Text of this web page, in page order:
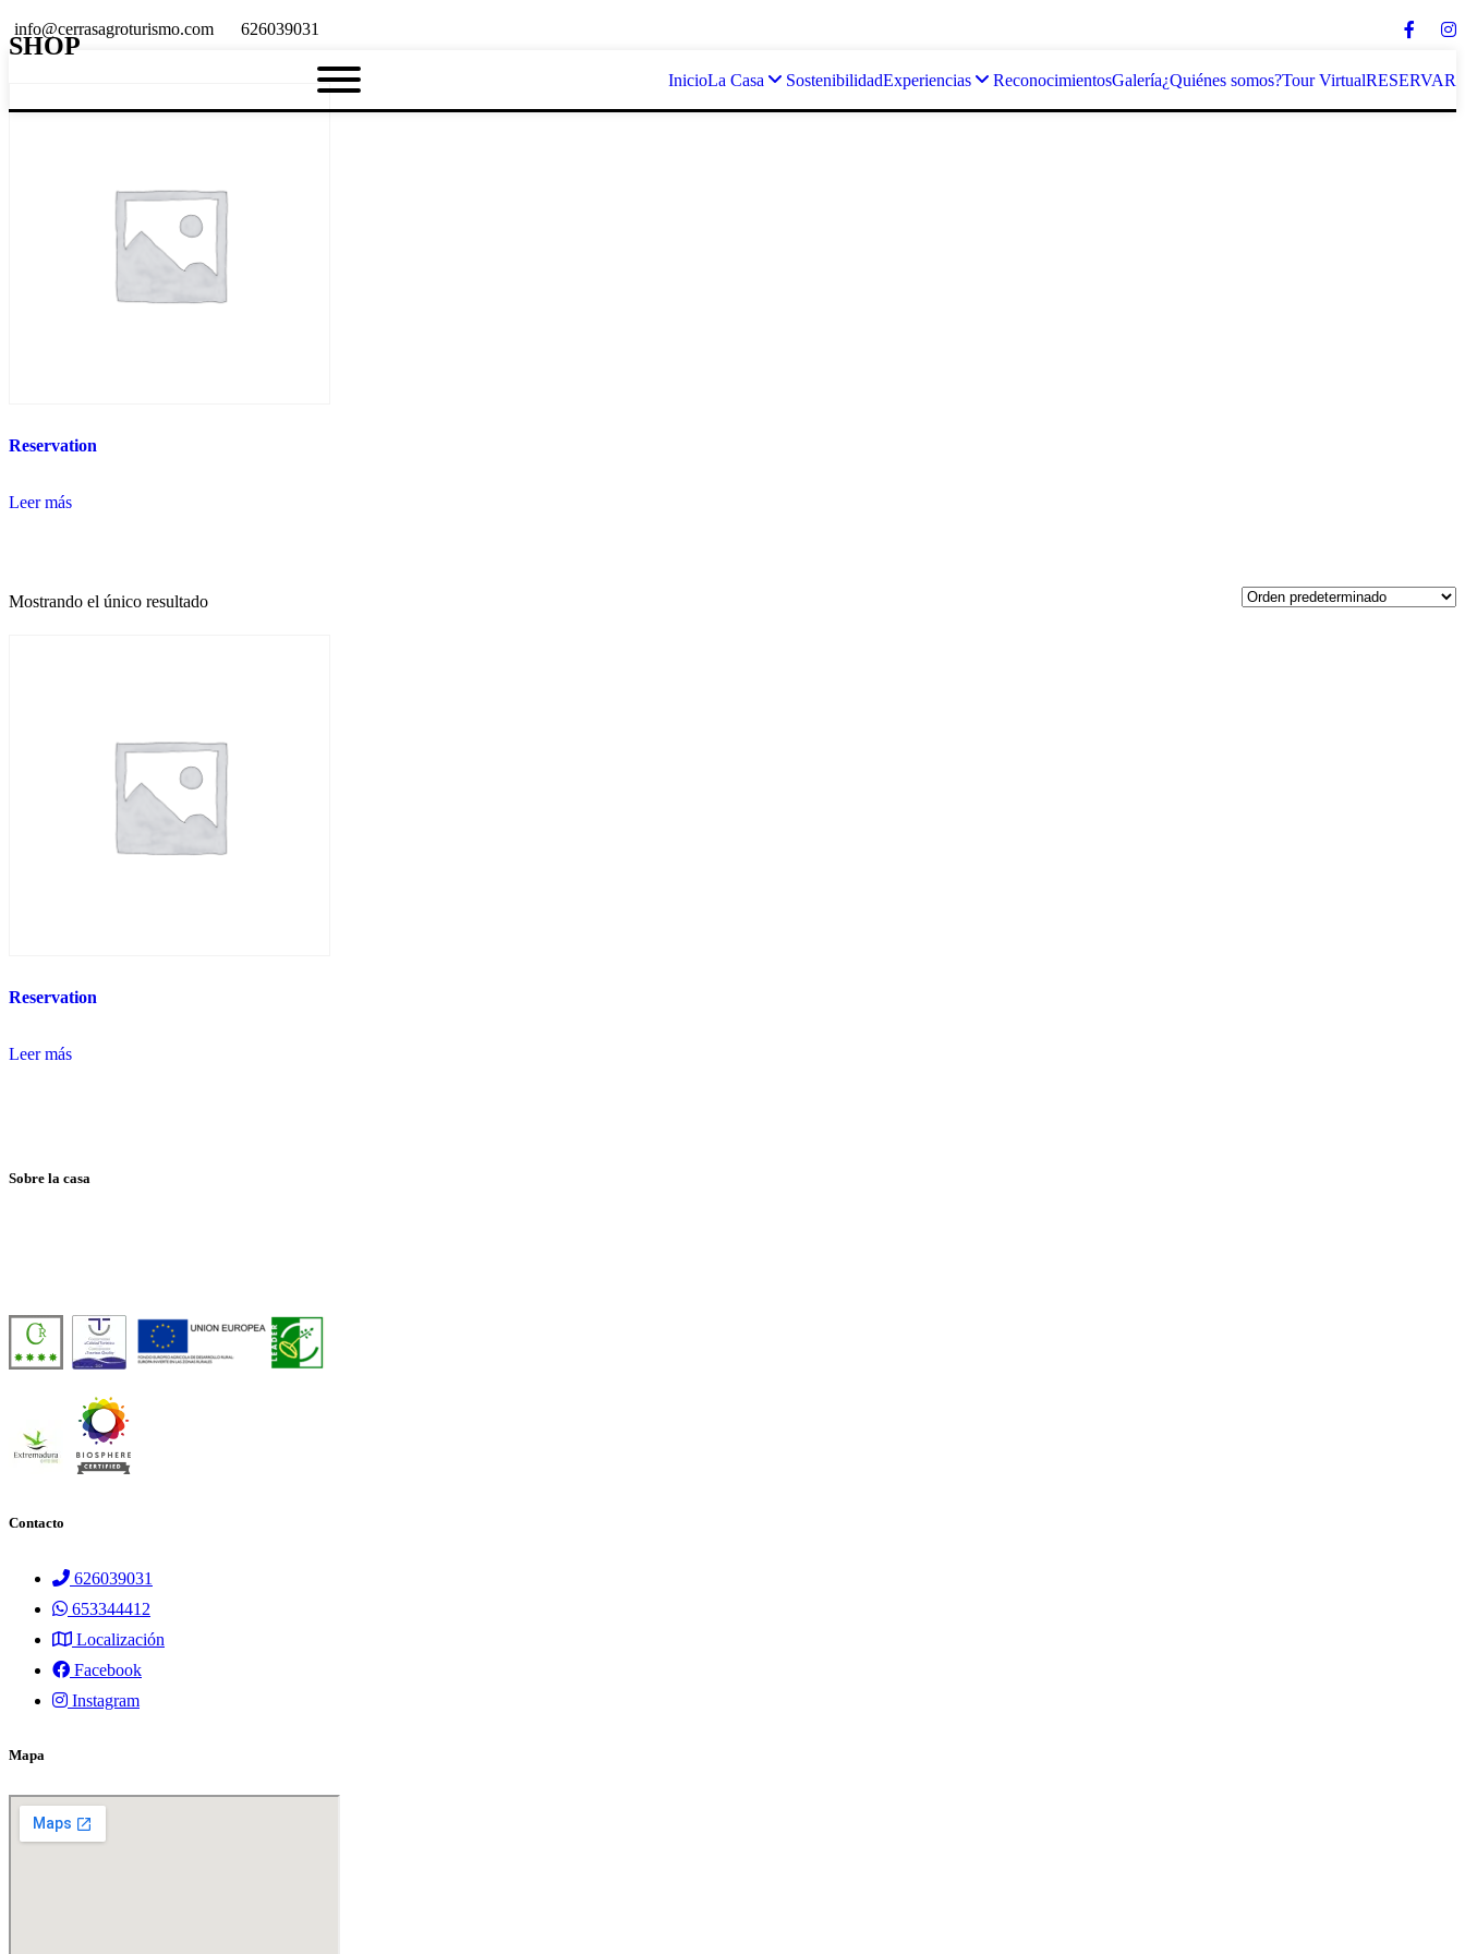
info@cerrasagroturismo.com 626039031
InicioLa Casa SostenibilidadExperiencias ReconocimientosGalería¿Quiénes somos?Tour VirtualRESERVAR
SHOP
Reservation
Leer más
Mostrando el único resultado
Reservation
Leer más
Sobre la casa
Contacto
626039031
653344412
Localización
Facebook
Instagram
Mapa